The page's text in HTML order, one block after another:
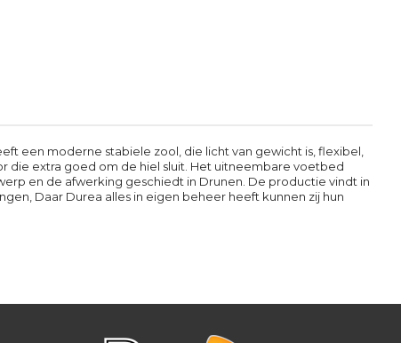
een moderne stabiele zool, die licht van gewicht is, flexibel,
die extra goed om de hiel sluit. Het uitneembare voetbed
en de afwerking geschiedt in Drunen. De productie vindt in
Daar Durea alles in eigen beheer heeft kunnen zij hun